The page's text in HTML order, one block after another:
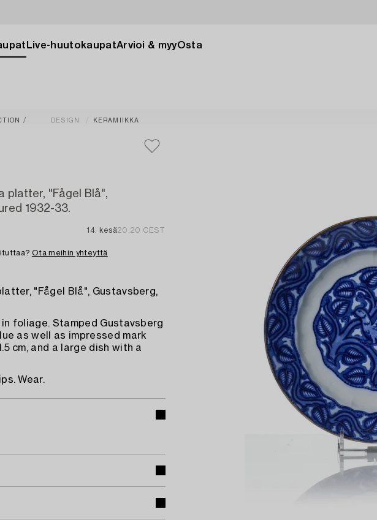
Live-huutokaupatArvioi & myyOsta
DESIGN KERAMIIKKA
platter, "Fågel Blå",
1932-33.
14. kesä20:20 CEST
Ota meihin yhteyttä
"Fågel Blå", Gustavsberg,
foliage. Stamped Gustavsberg
as well as impressed mark
cm, and a large dish with a
Wear.